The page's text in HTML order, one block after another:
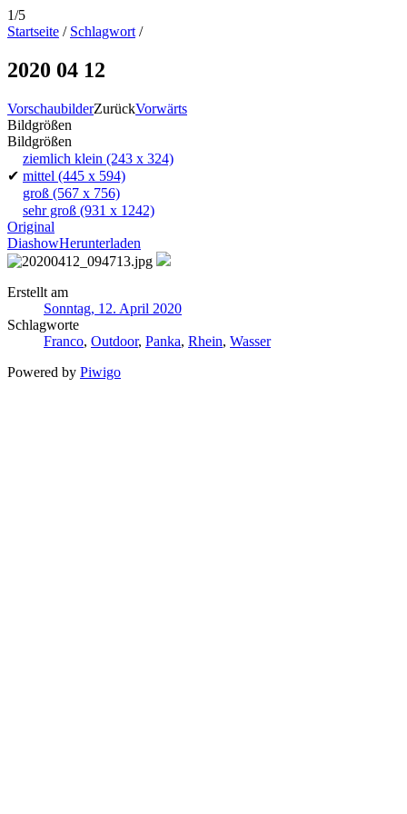
1/5
Startseite / Schlagwort /
2020 04 12
VorschaubilderZurückVorwärts
Bildgrößen
Bildgrößen
ziemlich klein (243 x 324)
✔ mittel (445 x 594)
groß (567 x 756)
sehr groß (931 x 1242)
Original
DiashowHerunterladen
Erstellt am
Sonntag, 12. April 2020
Schlagworte
Franco, Outdoor, Panka, Rhein, Wasser
Powered by Piwigo